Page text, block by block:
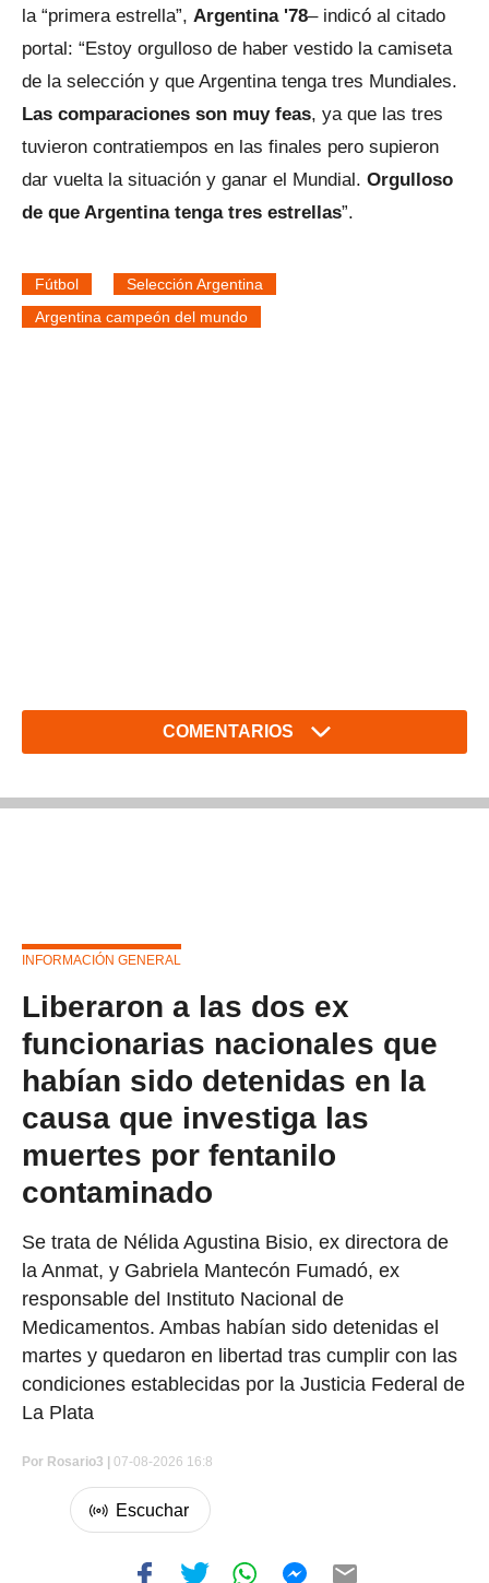
la “primera estrella”, Argentina '78– indicó al citado
portal: “Estoy orgulloso de haber vestido la camiseta
de la selección y que Argentina tenga tres Mundiales.
Las comparaciones son muy feas, ya que las tres
tuvieron contratiempos en las finales pero supieron
dar vuelta la situación y ganar el Mundial. Orgulloso
de que Argentina tenga tres estrellas”.
Fútbol
Selección Argentina
Argentina campeón del mundo
COMENTARIOS